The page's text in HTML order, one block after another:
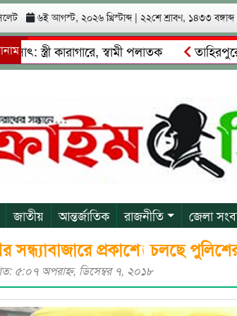
৬ই আগস্ট, ২০২৬ খ্রিস্টাব্দ | ২২শে শ্রাবণ, ১৪৩৩ বঙ্গাব্দ
কারাগারে, স্বামী পলাতক তাহিরপুরে নৌ-
নগরীতে কোটি টাকার সম্পত্তি দখলের চেষ্টা:
জাতীয় আন্তর্জাতিক রাজনীতি জেলা
সন্ধ্যাবাজারে প্রকাশ্যে চলছে
৫:০৭ অপরাহ্ণ, ডিসেম্বর ৭, ২০১৮